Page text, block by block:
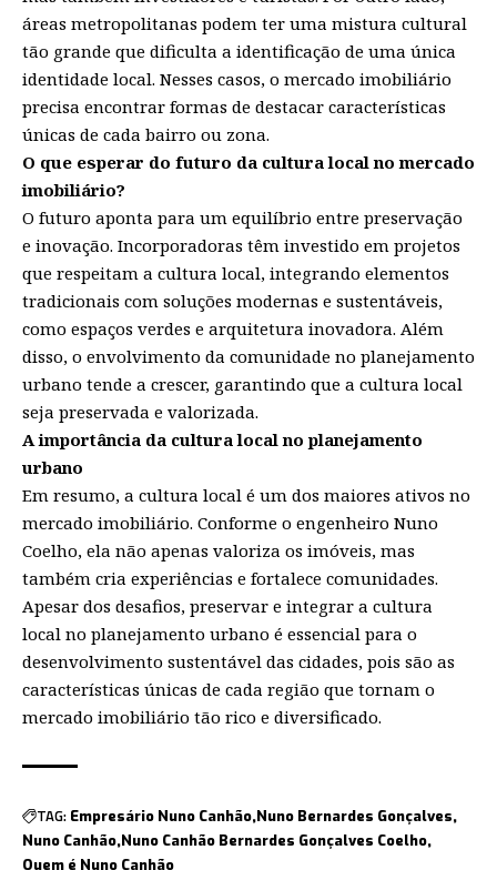
áreas metropolitanas podem ter uma mistura cultural
tão grande que dificulta a identificação de uma única
identidade local. Nesses casos, o mercado imobiliário
precisa encontrar formas de destacar características
únicas de cada bairro ou zona.
O que esperar do futuro da cultura local no mercado
imobiliário?
O futuro aponta para um equilíbrio entre preservação
e inovação. Incorporadoras têm investido em projetos
que respeitam a cultura local, integrando elementos
tradicionais com soluções modernas e sustentáveis,
como espaços verdes e arquitetura inovadora. Além
disso, o envolvimento da comunidade no planejamento
urbano tende a crescer, garantindo que a cultura local
seja preservada e valorizada.
A importância da cultura local no planejamento
urbano
Em resumo, a cultura local é um dos maiores ativos no
mercado imobiliário. Conforme o engenheiro Nuno
Coelho, ela não apenas valoriza os imóveis, mas
também cria experiências e fortalece comunidades.
Apesar dos desafios, preservar e integrar a cultura
local no planejamento urbano é essencial para o
desenvolvimento sustentável das cidades, pois são as
características únicas de cada região que tornam o
mercado imobiliário tão rico e diversificado.
TAG: Empresário Nuno Canhão Nuno Bernardes Gonçalves
Nuno Canhão Nuno Canhão Bernardes Gonçalves Coelho
Quem é Nuno Canhão